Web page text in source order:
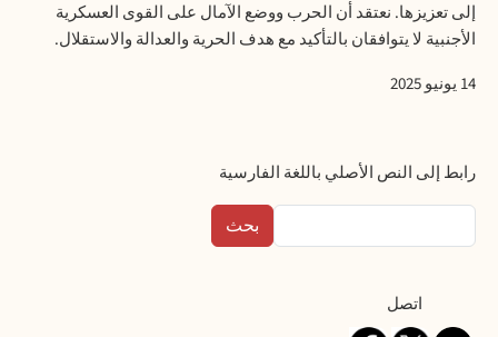
إلى تعزيزها. نعتقد أن الحرب ووضع الآمال على القوى العسكرية
الأجنبية لا يتوافقان بالتأكيد مع هدف الحرية والعدالة والاستقلال.
14يونيو 2025
رابط إلى النص الأصلي باللغة الفارسية
Contactاتصل